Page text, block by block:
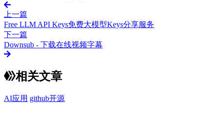
上一篇
Free LLM API Keys免费大模型Keys分享服务
下一篇
Downsub - 下载在线视频字幕
相关文章
AI应用 github开源